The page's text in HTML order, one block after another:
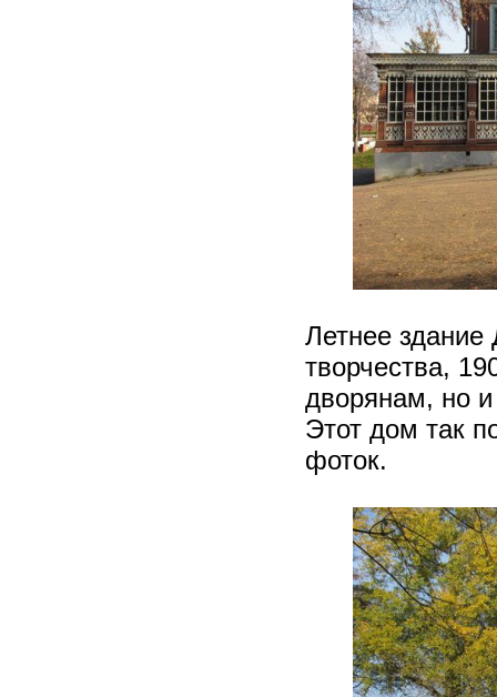
Летнее здание
творчества,
дворянам, но
Этот дом так
фоток.